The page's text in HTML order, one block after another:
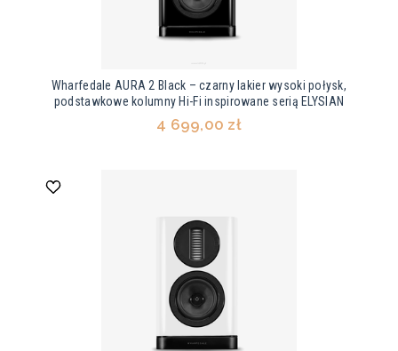
Wharfedale AURA 2 Black – czarny lakier wysoki połysk,
podstawkowe kolumny Hi-Fi inspirowane serią ELYSIAN
4 699,00 zł